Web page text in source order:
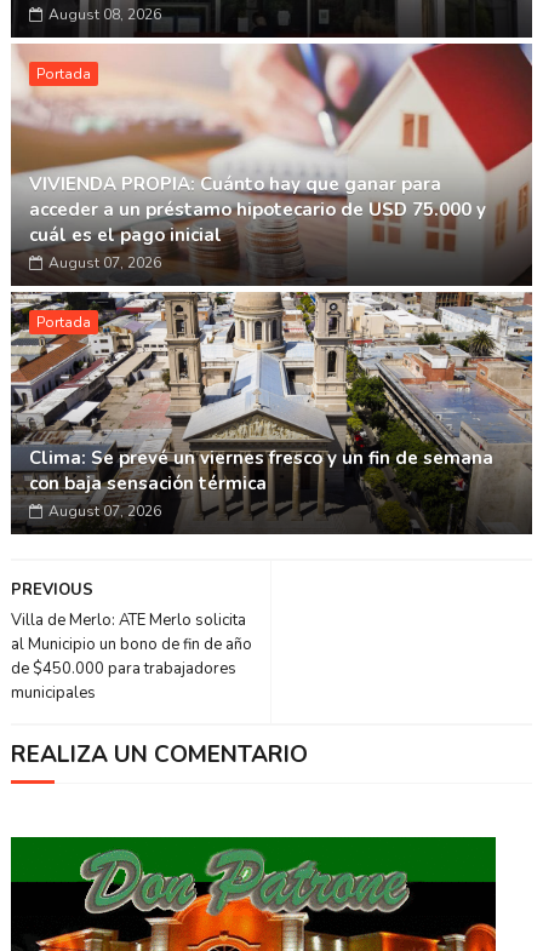
August 08, 2026
Portada
VIVIENDA PROPIA: Cuánto hay que ganar para
acceder a un préstamo hipotecario de USD 75.000 y
cuál es el pago inicial
August 07, 2026
Portada
Clima: Se prevé un viernes fresco y un fin de semana
con baja sensación térmica
August 07, 2026
PREVIOUS
Villa de Merlo: ATE Merlo solicita
al Municipio un bono de fin de año
de $450.000 para trabajadores
municipales
REALIZA UN COMENTARIO